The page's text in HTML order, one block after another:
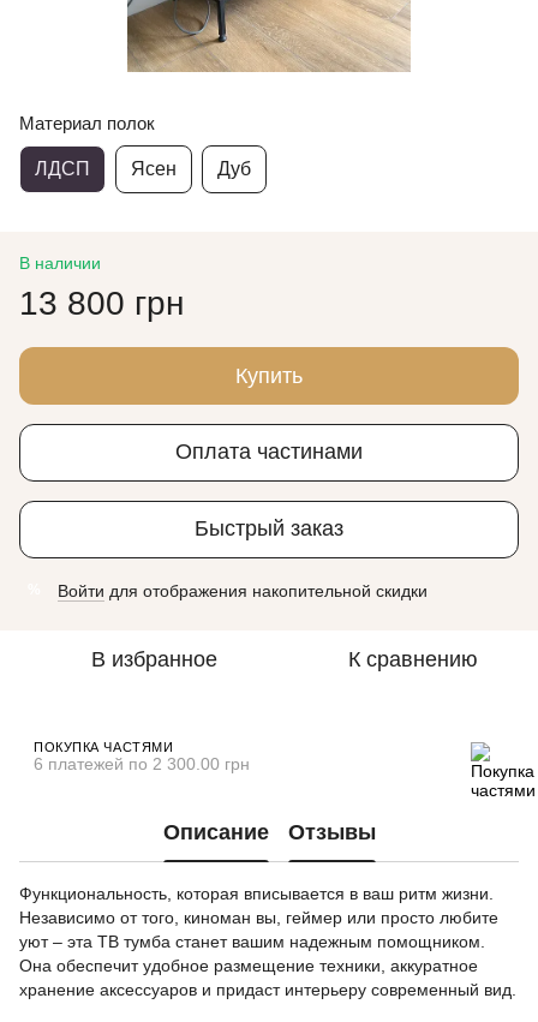
Материал полок
ЛДСП Ясен Дуб
В наличии
13 800 грн
Купить
Оплата частинами
Быстрый заказ
Войти для отображения накопительной скидки
В избранное К сравнению
ПОКУПКА ЧАСТЯМИ
6 платежей по 2 300.00 грн
Описание Отзывы
Функциональность, которая вписывается в ваш ритм жизни.
Независимо от того, киноман вы, геймер или просто любите
уют – эта ТВ тумба станет вашим надежным помощником.
Она обеспечит удобное размещение техники, аккуратное
хранение аксессуаров и придаст интерьеру современный вид.